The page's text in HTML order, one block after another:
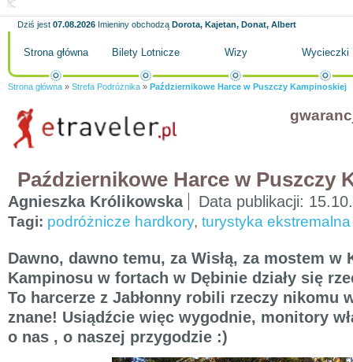
Dziś jest 07.08.2026 Imieniny obchodzą Dorota, Kajetan, Donat, Albert
Strona główna Bilety Lotnicze Wizy Wycieczki
Strona główna » Strefa Podróżnika » Październikowe Harce w Puszczy Kampinoskiej
Październikowe Harce w Puszczy
Agnieszka Królikowska Data publikacji:
Tagi: podróżnicze hardkory, turystyka ekstremalna
Dawno, dawno temu, za Wisłą, za mostem w
Kampinosu w fortach w Dębinie działy się
To harcerze z Jabłonny robili rzeczy nikomu
znane! Usiądźcie więc wygodnie, monitory
o nas , o naszej przygodzie :)